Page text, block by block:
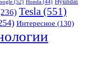
(52) Honda (44)
Tesla (551)
Интересное (130)